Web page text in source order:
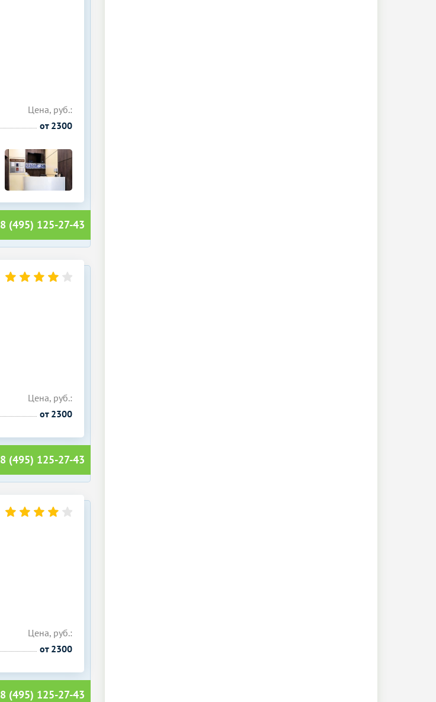
Цена, руб.:
от 2300
8 (495) 125-27-43
Цена, руб.:
от 2300
8 (495) 125-27-43
Цена, руб.:
от 2300
8 (495) 125-27-43